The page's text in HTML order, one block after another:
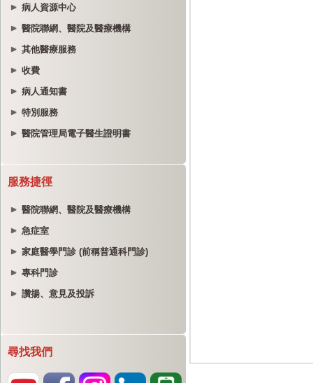
病人資源中心
醫院聯網、醫院及醫療機構
其他醫療服務
收費
病人通知書
特別服務
醫院管理局電子醫生證明書
服務捷徑
醫院聯網、醫院及醫療機構
急症室
家庭醫學門診 (前稱普通科門診)
專科門診
讚揚、意見及投訴
尋找我們